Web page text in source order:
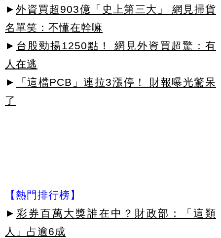
► 外資買超903億「史上第三大」 網見掃貨
名單笑：不懂在幹嘛
► 台股勁揚1250點！ 網見外資買超驚：有
人在逃
►
「這檔PCB」連拉3漲停！ 財報曝光驚呆
了
【熱門排行榜】
► 彩券百萬大獎誰在中？財政部：「這類
人」占逾6成